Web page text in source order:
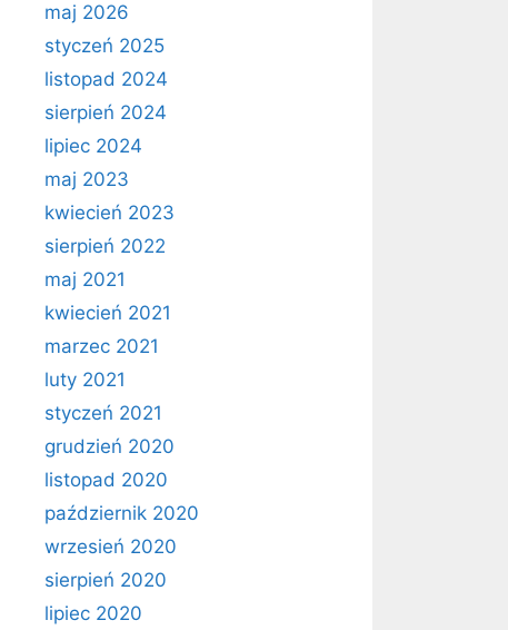
maj 2026
styczeń 2025
listopad 2024
sierpień 2024
lipiec 2024
maj 2023
kwiecień 2023
sierpień 2022
maj 2021
kwiecień 2021
marzec 2021
luty 2021
styczeń 2021
grudzień 2020
listopad 2020
październik 2020
wrzesień 2020
sierpień 2020
lipiec 2020